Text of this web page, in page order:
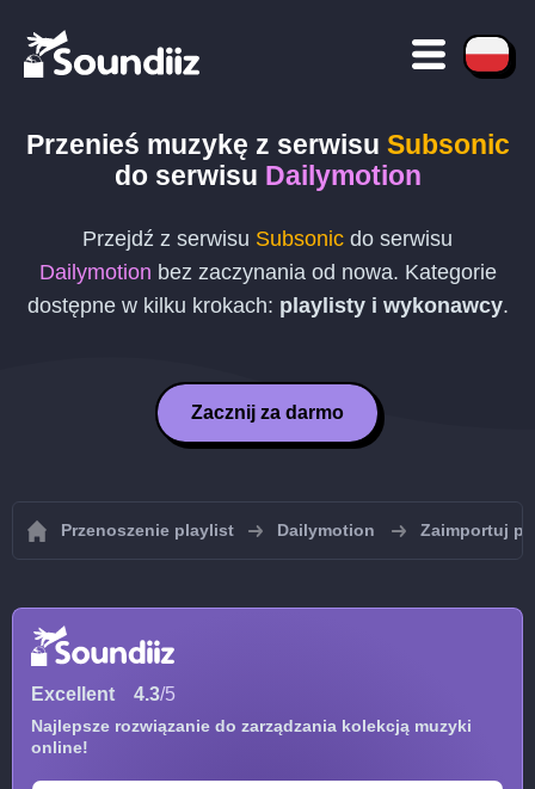
Przenieś muzykę z serwisu Subsonic
do serwisu Dailymotion
Przejdź z serwisu Subsonic do serwisu
Dailymotion bez zaczynania od nowa. Kategorie
dostępne w kilku krokach: playlisty i wykonawcy.
Zacznij za darmo
Przenoszenie playlist Dailymotion Zaimportuj
Excellent 4.3/5
Najlepsze rozwiązanie do zarządzania kolekcją muzyki
online!